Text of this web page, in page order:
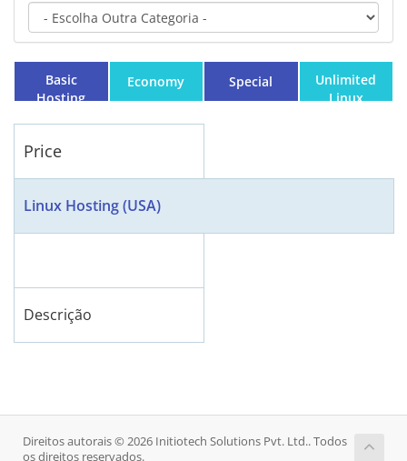
Basic
Hosting
Economy Special
Unlimited
Linux
Price
Linux Hosting (USA)
Descrição
Direitos autorais © 2026 Initiotech Solutions Pvt. Ltd.. Todos
os direitos reservados.